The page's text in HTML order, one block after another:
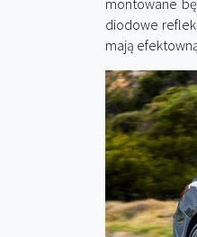
diodowe
mają